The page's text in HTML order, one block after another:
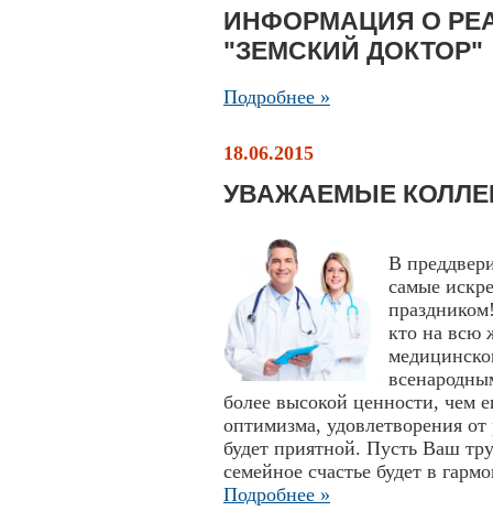
ИНФОРМАЦИЯ О
"ЗЕМСКИЙ ДОКТОР"
Подробнее »
18.06.2015
УВАЖАЕМЫЕ
В
самые
кто на всю
более высокой ценности, чем
оптимизма, удовлетворения
будет приятной. Пусть Ваш
семейное счастье будет в
Подробнее »